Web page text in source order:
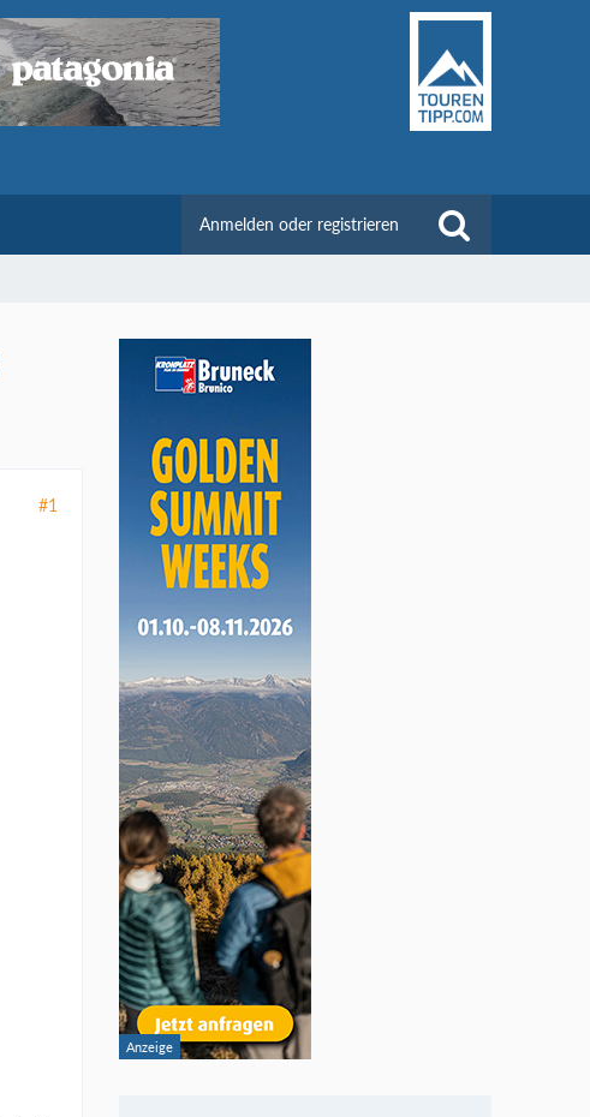
Anmelden oder registrieren
#1